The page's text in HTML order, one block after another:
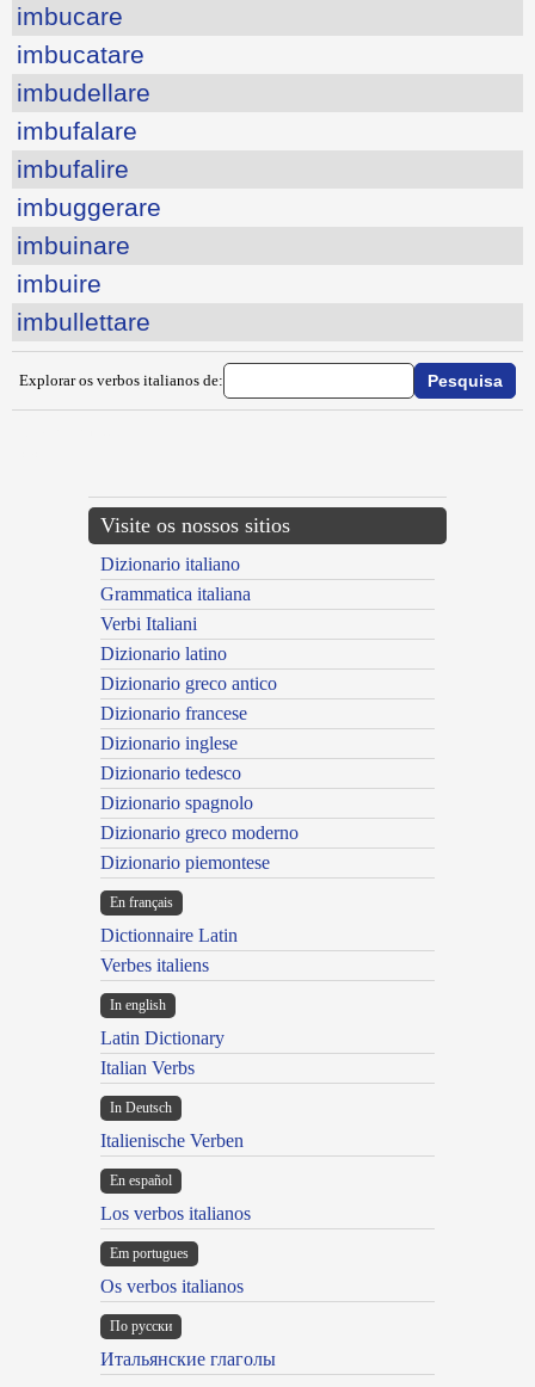
imbucare
imbucatare
imbudellare
imbufalare
imbufalire
imbuggerare
imbuinare
imbuire
imbullettare
Explorar os verbos italianos de:
Visite os nossos sitios
Dizionario italiano
Grammatica italiana
Verbi Italiani
Dizionario latino
Dizionario greco antico
Dizionario francese
Dizionario inglese
Dizionario tedesco
Dizionario spagnolo
Dizionario greco moderno
Dizionario piemontese
En français
Dictionnaire Latin
Verbes italiens
In english
Latin Dictionary
Italian Verbs
In Deutsch
Italienische Verben
En español
Los verbos italianos
Em portugues
Os verbos italianos
По русски
Итальянские глаголы